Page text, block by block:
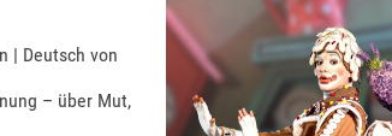
| Deutsch von
– über Mut,